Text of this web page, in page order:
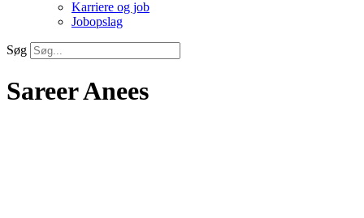
Karriere og job
Jobopslag
Søg
Sareer Anees